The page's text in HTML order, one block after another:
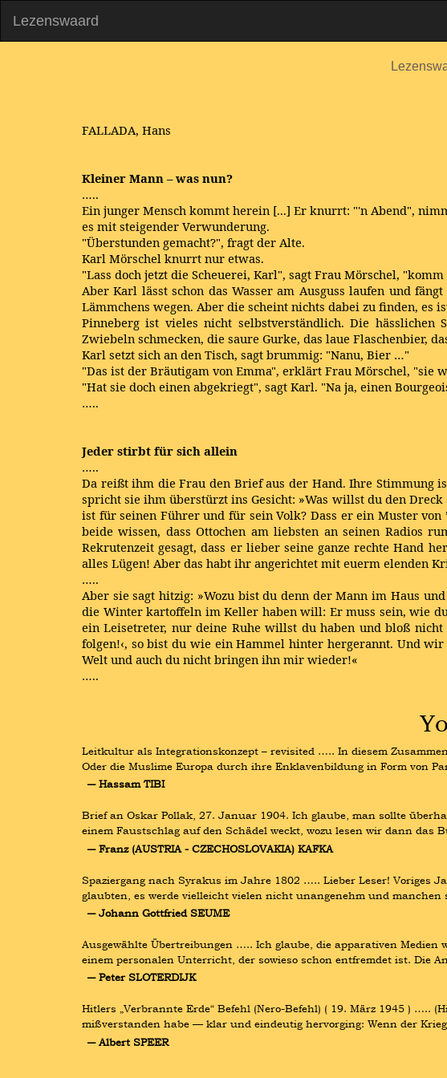
Lezenswaard
FALLADA, Hans
Kleiner Mann – was nun?
…..
Ein junger Mensch kommt herein [...] Er knurrt: "'n Abend",
es mit steigender Verwunderung.
"Überstunden gemacht?", fragt der Alte.
Karl Mörschel knurrt nur etwas.
"Lass doch jetzt die Scheuerei, Karl", sagt Frau Mörschel, "komm
Aber Karl lässt schon das Wasser am Ausguss laufen und
Lämmchens wegen. Aber die scheint nichts dabei zu finden, es
Pinneberg ist vieles nicht selbstverständlich. Die
Zwiebeln schmecken, die saure Gurke, das laue Flaschenbier,
Karl setzt sich an den Tisch, sagt brummig: "Nanu, Bier …"
"Das ist der Bräutigam von Emma", erklärt Frau Mörschel, "sie
"Hat sie doch einen abgekriegt", sagt Karl. "Na ja, einen
…..
Jeder stirbt für sich allein
…..
Da reißt ihm die Frau den Brief aus der Hand. Ihre Stimmung
spricht sie ihm überstürzt ins Gesicht: »Was willst du den
ist für seinen Führer und für sein Volk? Dass er ein Muster
beide wissen, dass Ottochen am liebsten an seinen Radios
Rekrutenzeit gesagt, dass er lieber seine ganze rechte Hand
alles Lügen! Aber das habt ihr angerichtet mit euerm elenden
…..
Aber sie sagt hitzig: »Wozu bist du denn der Mann im Haus
die Winter kartoffeln im Keller haben will: Er muss sein, wie
ein Leisetreter, nur deine Ruhe willst du haben und bloß
folgen!‹, so bist du wie ein Hammel hinter hergerannt. Und
Welt und auch du nicht bringen ihn mir wieder!«
…..
Leitkultur als Integrationskonzept – revisited ….. In diesem
Oder die Muslime Europa durch ihre Enklavenbildung in Form von
― Hassam TIBI
Brief an Oskar Pollak, 27. Januar 1904. Ich glaube, man sollte
einem Faustschlag auf den Schädel weckt, wozu lesen wir dann
― Franz (AUSTRIA - CZECHOSLOVAKIA) KAFKA
Spaziergang nach Syrakus im Jahre 1802 ….. Lieber Leser! Voriges
glaubten, es werde vielleicht vielen nicht unangenehm und
― Johann Gottfried SEUME
Ausgewählte Übertreibungen ….. Ich glaube, die apparativen Medien
einem personalen Unterricht, der sowieso schon entfremdet ist. Die
― Peter SLOTERDIJK
Hitlers „Verbrannte Erde“ Befehl (Nero-Befehl) ( 19. März 1945 )
mißverstanden habe — klar und eindeutig hervorging: Wenn der
― Albert SPEER